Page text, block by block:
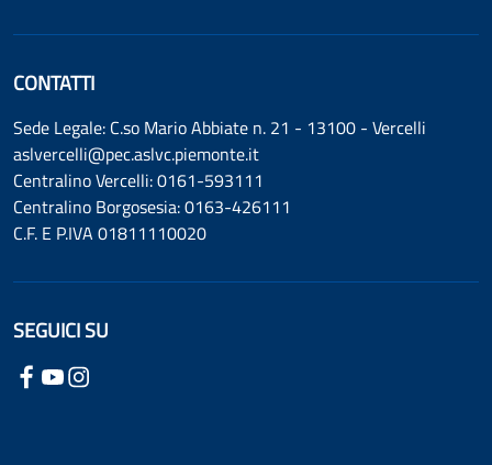
CONTATTI
Sede Legale: C.so Mario Abbiate n. 21 - 13100 - Vercelli
aslvercelli@pec.aslvc.piemonte.it
Centralino Vercelli: 0161-593111
Centralino Borgosesia: 0163-426111
C.F. E P.IVA 01811110020
SEGUICI SU